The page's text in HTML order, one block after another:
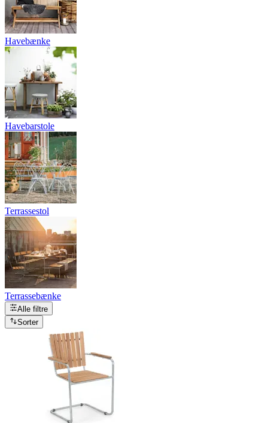
Havebænke
Havebarstole
Terrassestol
Terrassebænke
Alle filtre
Sorter